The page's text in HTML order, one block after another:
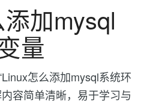
加mysql
量
怎么添加mysql系统环
容简单清晰，易于学习与